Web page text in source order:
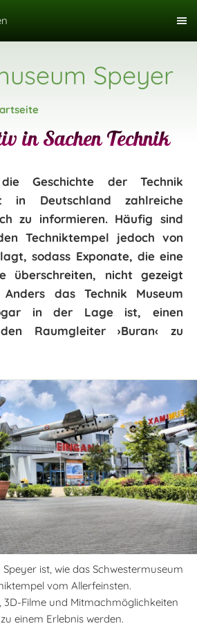
Speyer
in Sachen Technik
Geschichte der Technik
in Deutschland zahlreiche
zu informieren. Häufig sind
Techniktempel jedoch von
sodass Exponate, die eine
überschreiten, nicht gezeigt
das Technik Museum
in der Lage ist, einen
Raumgleiter ›Buran‹ zu
ist, wie das Schwestermuseum
vom Allerfeinsten.
3D-Filme und Mitmachmöglichkeiten
einem Erlebnis werden.